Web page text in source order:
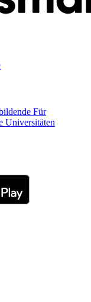
Für
Universitäten